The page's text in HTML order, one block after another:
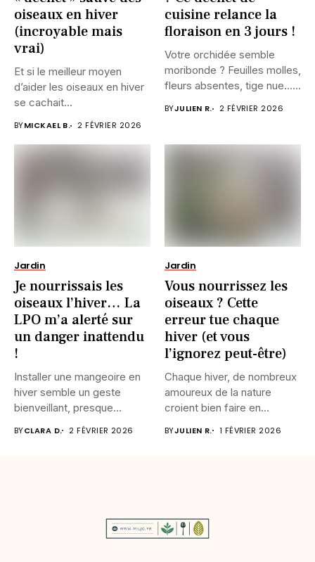
oiseaux en hiver
(incroyable mais
vrai)
Et si le meilleur moyen
d’aider les oiseaux en hiver
se cachait...
BYMICKAEL B. 2 FÉVRIER 2026
cuisine relance la
floraison en 3 jours !
Votre orchidée semble
moribonde ? Feuilles molles,
fleurs absentes, tige nue…
BYJULIEN R. 2 FÉVRIER 2026
Jardin
Je nourrissais les
oiseaux l’hiver… La
LPO m’a alerté sur
un danger inattendu
!
Installer une mangeoire en
hiver semble un geste
bienveillant, presque
instinctif. Pourtant,...
BYCLARA D. 2 FÉVRIER 2026
Jardin
Vous nourrissez les
oiseaux ? Cette
erreur tue chaque
hiver (et vous
l’ignorez peut-être)
Chaque hiver, de nombreux
amoureux de la nature
croient bien faire en...
BYJULIEN R. 1 FÉVRIER 2026